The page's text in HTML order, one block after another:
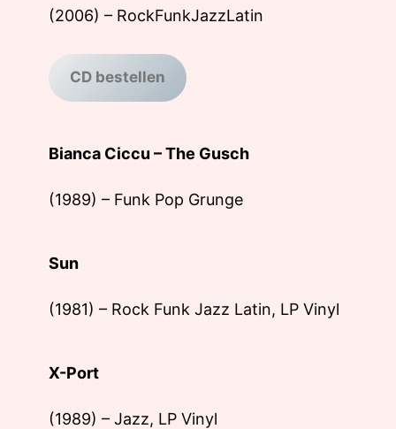
(2006) – RockFunkJazzLatin
CD bestellen
Bianca Ciccu – The Gusch
(1989) – Funk Pop Grunge
Sun
(1981) – Rock Funk Jazz Latin, LP Vinyl
X-Port
(1989) – Jazz, LP Vinyl